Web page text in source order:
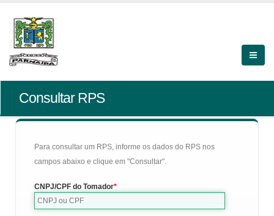
Consultar RPS
Para consultar um RPS, informe os dados do RPS nos
campos abaixo e clique em "Consultar".
CNPJ/CPF do Tomador